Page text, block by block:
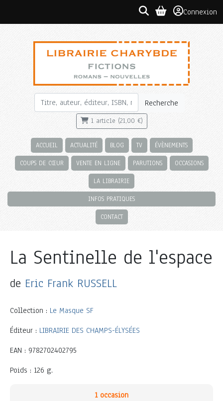
Connexion
Recherche
1 article (21,00 €)
ACCUEIL ACTUALITÉ BLOG TV ÉVÈNEMENTS
COUPS DE CŒUR VENTE EN LIGNE PARUTIONS OCCASIONS
LA LIBRAIRIE
INFOS PRATIQUES
CONTACT
La Sentinelle de l'espace
de Eric Frank RUSSELL
Collection : Le Masque SF
Éditeur : LIBRAIRIE DES CHAMPS-ÉLYSÉES
EAN : 9782702402795
Poids : 126 g.
1 occasion